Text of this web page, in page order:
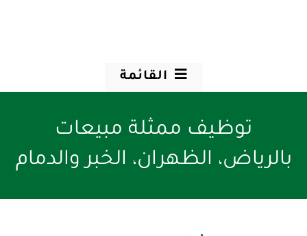
القائمة
توظيف ممثلة مبيعات
بالرياض، الظهران، الخبر والدمام